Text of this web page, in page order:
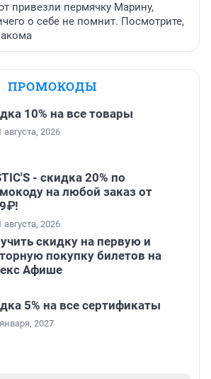
привезли пермячку Марину,
о себе не помнит. Посмотрите,
ПРОМОКОДЫ
10% на все товары
августа, 2026
- скидка 20% по
на любой заказ от
августа, 2026
скидку на первую и
покупку билетов на
Афише
5% на все сертификаты
2027